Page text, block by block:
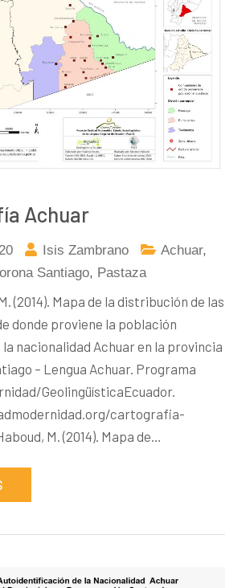
Achuar
Isis Zambrano Achuar,
Santiago, Pastaza
(2014). Mapa de la distribución de las
donde proviene la población
nacionalidad Achuar en la provincia
– Lengua Achuar. Programa
GeolingüísticaEcuador.
cartografia-
M. (2014). Mapa de…